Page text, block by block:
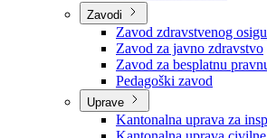
Centar za socijalni rad
Dom za stara i iznemogla
Kantonalna bolnica
Zavodi
Zavod zdravstvenog
Zavod za javno zdravstvo
Zavod za besplatnu
Pedagoški zavod